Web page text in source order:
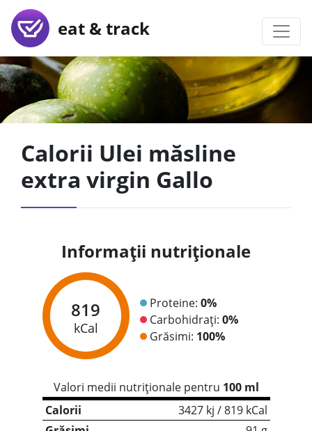
eat & track
Calorii Ulei măsline
extra virgin Gallo
Informații nutriționale
819
kCal
Proteine: 0%
Carbohidrați: 0%
Grăsimi: 100%
Valori medii nutriționale pentru 100 ml
Calorii
3427 kj / 819 kCal